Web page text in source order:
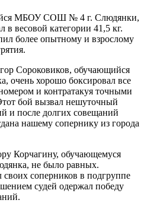
МБОУ СОШ № 4 г. Слюдянки,
в весовой категории 41,5 кг.
более опытному и взрослому
Сороковиков, обучающийся
хорошо боксировал все
и контратакуя точными
бой вызвал нешуточный
и после долгих совещаний
нашему сопернику из города
Корчагину, обучающемуся
не было равных.
соперников в подгруппе
судей одержал победу